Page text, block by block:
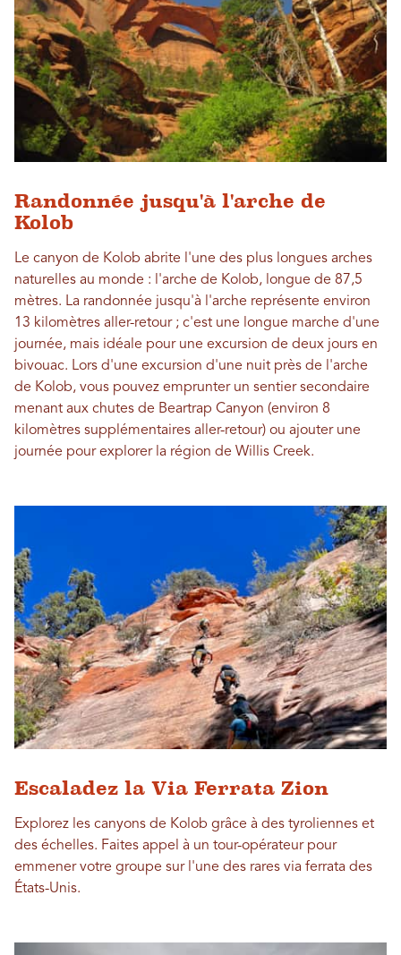
Randonnée jusqu'à l'arche de
Kolob
Le canyon de Kolob abrite l'une des plus longues arches
naturelles au monde : l'arche de Kolob, longue de 87,5
mètres. La randonnée jusqu'à l'arche représente environ
13 kilomètres aller-retour ; c'est une longue marche d'une
journée, mais idéale pour une excursion de deux jours en
bivouac. Lors d'une excursion d'une nuit près de l'arche
de Kolob, vous pouvez emprunter un sentier secondaire
menant aux chutes de Beartrap Canyon (environ 8
kilomètres supplémentaires aller-retour) ou ajouter une
journée pour explorer la région de Willis Creek.
Escaladez la Via Ferrata Zion
Explorez les canyons de Kolob grâce à des tyroliennes et
des échelles. Faites appel à un tour-opérateur pour
emmener votre groupe sur l'une des rares via ferrata des
États-Unis.